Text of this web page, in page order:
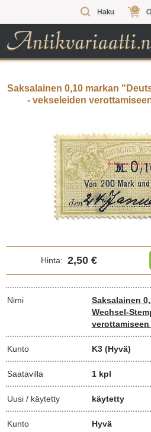
Haku 0
Saksalainen 0,10 markan
- vekseleiden
Hinta: 2,50 €
Nimi
Saksalainen
Wechsel-
verottamiseen
Kunto K3 (Hyvä)
Saatavilla 1 kpl
Uusi / käytetty käytetty
Kunto Hyvä